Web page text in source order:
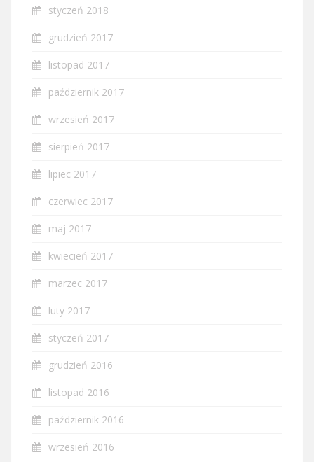
styczeń 2018
grudzień 2017
listopad 2017
październik 2017
wrzesień 2017
sierpień 2017
lipiec 2017
czerwiec 2017
maj 2017
kwiecień 2017
marzec 2017
luty 2017
styczeń 2017
grudzień 2016
listopad 2016
październik 2016
wrzesień 2016